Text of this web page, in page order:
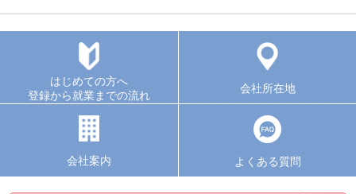
はじめての方へ
登録から就業までの流れ
会社所在地
会社案内 よくある質問